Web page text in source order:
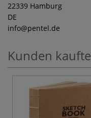
22339 Hamburg
DE
info@pentel.de
Kunden